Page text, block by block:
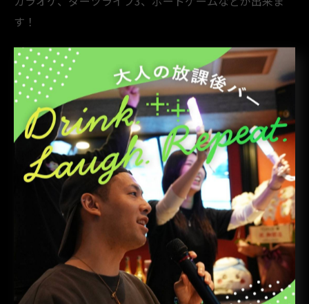
す！
支払い方法現金クレジットカード QR決済(PayPay、d払
い、楽天Pay、au PAY、Alipay+ WeChat Pay、銀聯QR)
電子マネー(交通系IC、楽天Edy、iD、WAON、nanaco、
QUICPay) 大森で大盛り上がり 大森駅 二次会 カラオケ
ダーツ
< 前のページ 一覧に戻る 次のページ >